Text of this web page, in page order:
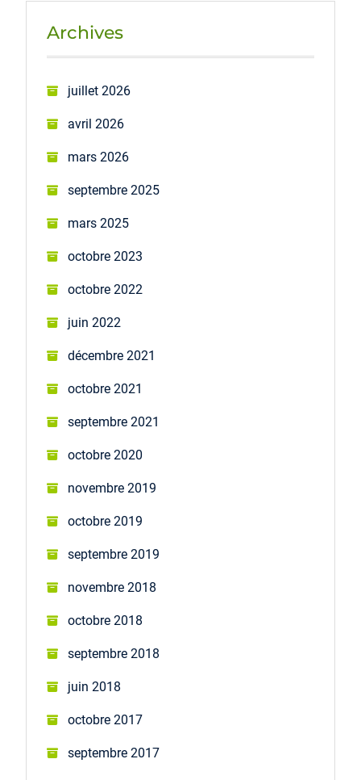
Archives
juillet 2026
avril 2026
mars 2026
septembre 2025
mars 2025
octobre 2023
octobre 2022
juin 2022
décembre 2021
octobre 2021
septembre 2021
octobre 2020
novembre 2019
octobre 2019
septembre 2019
novembre 2018
octobre 2018
septembre 2018
juin 2018
octobre 2017
septembre 2017